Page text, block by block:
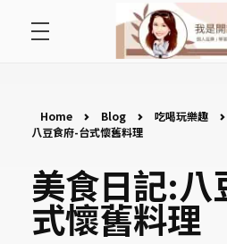
好好說故事
遇見好課程
Home Blog 吃喝玩樂趣
八豆食府-台式懷舊料理
美食日記:八
式懷舊料理